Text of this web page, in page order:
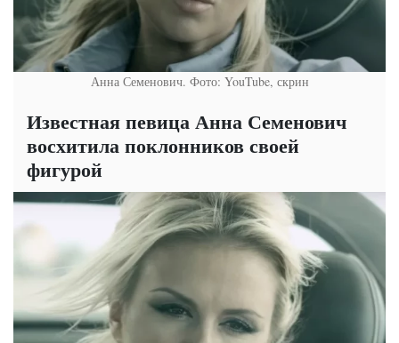
Анна Семенович. Фото: YouTube, скрин
Известная певица Анна Семенович
восхитила поклонников своей
фигурой